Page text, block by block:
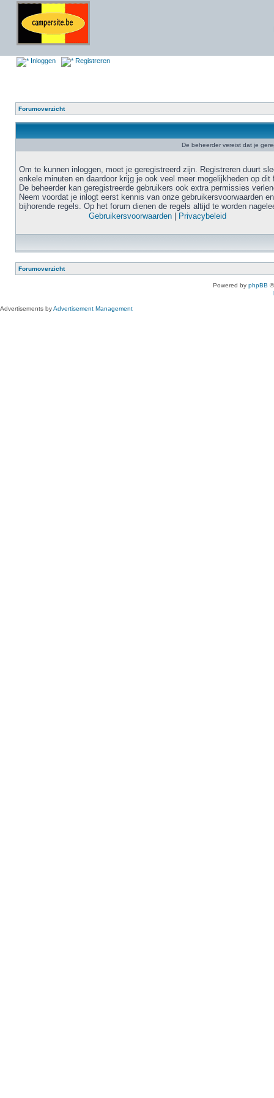
Inloggen Registreren
Forumoverzicht
De beheerder vereist dat je
Om te kunnen inloggen, moet je geregistreerd zijn. Registreren duurt
enkele minuten en daardoor krijg je ook veel meer mogelijkheden op dit
De beheerder kan geregistreerde gebruikers ook extra permissies
Neem voordat je inlogt eerst kennis van onze gebruikersvoorwaarden en
bijhorende regels. Op het forum dienen de regels altijd te worden
Gebruikersvoorwaarden
Privacybeleid
Forumoverzicht
Powered by phpBB
Advertisements byAdvertisement Management